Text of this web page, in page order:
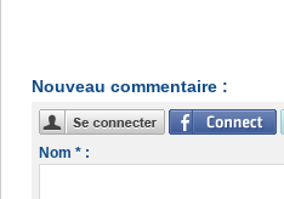
Nouveau commentaire :
Nom * :